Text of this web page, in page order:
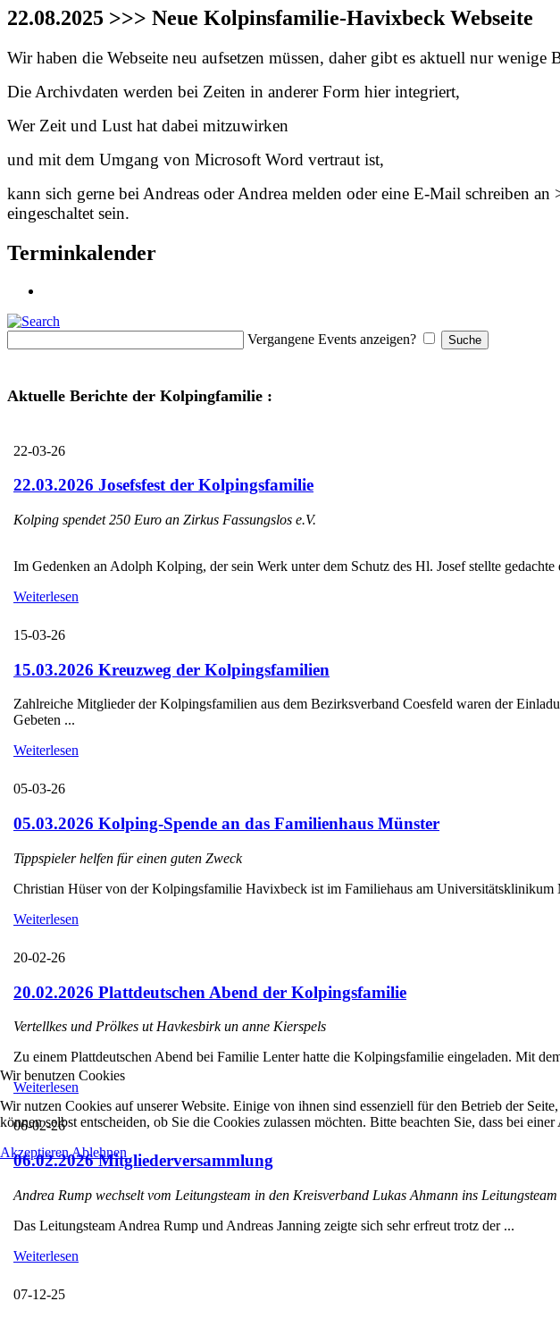
22.08.2025 >>> Neue Kolpinsfamilie-Havixbeck Webseite
Wir haben die Webseite neu aufsetzen müssen, daher gibt es aktuell nur wenige
Die Archivdaten werden bei Zeiten in anderer Form hier integriert,
Wer Zeit und Lust hat dabei mitzuwirken
und mit dem Umgang von Microsoft Word vertraut ist,
kann sich gerne bei Andreas oder Andrea melden oder eine E-Mail schreiben an
eingeschaltet sein.
Terminkalender
Vergangene Events anzeigen?
Aktuelle Berichte der Kolpingfamilie :
22-03-26
22.03.2026 Josefsfest der Kolpingsfamilie
Kolping spendet 250 Euro an Zirkus Fassungslos e.V.
Im Gedenken an Adolph Kolping, der sein Werk unter dem Schutz des Hl. Josef stellte
Weiterlesen
15-03-26
15.03.2026 Kreuzweg der Kolpingsfamilien
Zahlreiche Mitglieder der Kolpingsfamilien aus dem Bezirksverband Coesfeld waren der
Gebeten ...
Weiterlesen
05-03-26
05.03.2026 Kolping-Spende an das Familienhaus Münster
Tippspieler helfen für einen guten Zweck
Christian Hüser von der Kolpingsfamilie Havixbeck ist im Familiehaus am Universitätsklinikum
Weiterlesen
20-02-26
20.02.2026 Plattdeutschen Abend der Kolpingsfamilie
Vertellkes und Prölkes ut Havkesbirk un anne Kierspels
Zu einem Plattdeutschen Abend bei Familie Lenter hatte die Kolpingsfamilie eingeladen. Mit
Weiterlesen
06-02-26
06.02.2026 Mitgliederversammlung
Andrea Rump wechselt vom Leitungsteam in den Kreisverband Lukas Ahmann ins
Das Leitungsteam Andrea Rump und Andreas Janning zeigte sich sehr erfreut trotz der ...
Weiterlesen
07-12-25
Wir benutzen Cookies
Wir nutzen Cookies auf unserer Website. Einige von ihnen sind essenziell für den Betrieb der
können selbst entscheiden, ob Sie die Cookies zulassen möchten. Bitte beachten Sie, dass bei
AkzeptierenAblehnen